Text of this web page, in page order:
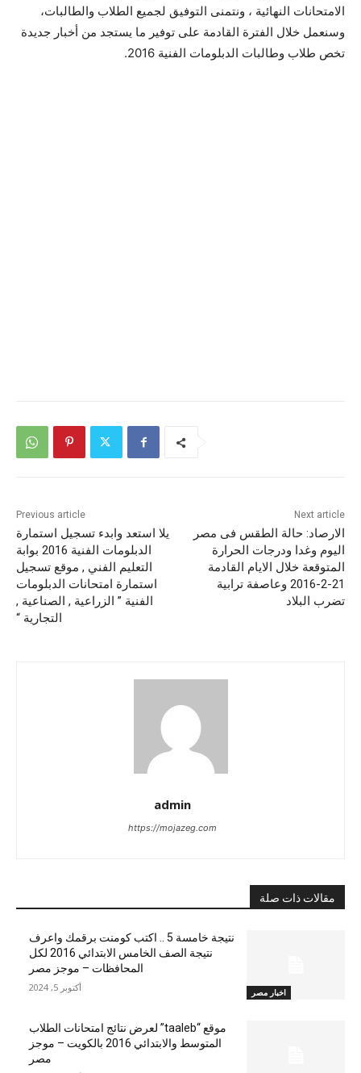
الامتحانات النهائية ، ونتمنى التوفيق لجميع الطلاب والطالبات،
وسنعمل خلال الفترة القادمة على توفير ما يستجد من أخبار جديدة
تخص طلاب وطالبات الدبلومات الفنية 2016.
Previous article
يلا استعد وابدء تسجيل استمارة
الدبلومات الفنية 2016 بوابة
التعليم الفني , موقع تسجيل
استمارة امتحانات الدبلومات
الفنية ” الزراعية , الصناعية ,
التجارية “
Next article
الارصاد: حالة الطقس فى مصر
اليوم وغدا ودرجات الحرارة
المتوقعة خلال الايام القادمة
21-2-2016 وعاصفة ترابية
تضرب البلاد
admin
https://mojazeg.com
مقالات ذات صلة
اخبار مصر
نتيجة خامسة 5 .. اكتب كومنت برقمك واعرف
نتيجة الصف الخامس الابتدائي 2016 لكل
المحافظات – موجز مصر
أكتوبر 5, 2024
موقع “taaleb” لعرض نتائج امتحانات الطلاب
المتوسط والابتدائي 2016 بالكويت – موجز
مصر